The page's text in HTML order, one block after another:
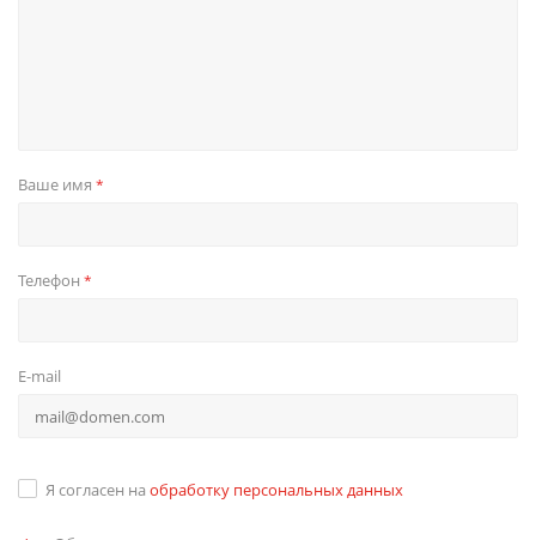
Ваше имя *
Телефон *
E-mail
Я согласен на обработку персональных данных